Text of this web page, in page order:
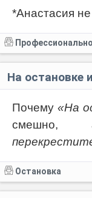
*Анастасия
На остановке
Почему «На
Остановка